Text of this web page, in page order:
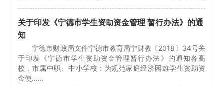
关于印发《宁德市学生资助资金管理 暂行办法》的通
知
宁德市财政局文件宁德市教育局宁财教〔2018〕34号关
于印发《宁德市学生资助资金管理暂行办法》的通知各高
校，市属中职、中小学校：为规范家庭经济困难学生资助资
金使...…